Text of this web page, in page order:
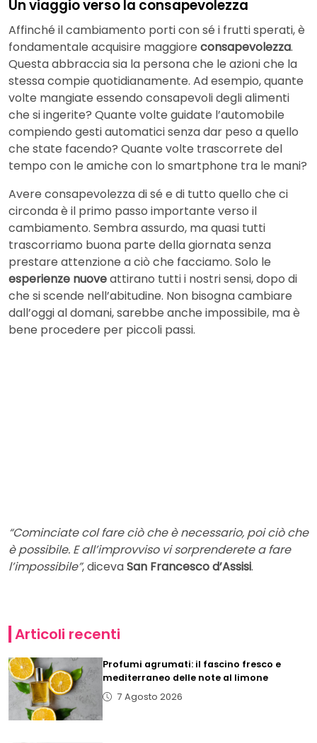
Un viaggio verso la consapevolezza
Affinché il cambiamento porti con sé i frutti sperati, è
fondamentale acquisire maggiore consapevolezza.
Questa abbraccia sia la persona che le azioni che la
stessa compie quotidianamente. Ad esempio, quante
volte mangiate essendo consapevoli degli alimenti
che si ingerite? Quante volte guidate l’automobile
compiendo gesti automatici senza dar peso a quello
che state facendo? Quante volte trascorrete del
tempo con le amiche con lo smartphone tra le mani?
Avere consapevolezza di sé e di tutto quello che ci
circonda è il primo passo importante verso il
cambiamento. Sembra assurdo, ma quasi tutti
trascorriamo buona parte della giornata senza
prestare attenzione a ciò che facciamo. Solo le
esperienze nuoveattirano tutti i nostri sensi, dopo di
che si scende nell’abitudine. Non bisogna cambiare
dall’oggi al domani, sarebbe anche impossibile, ma è
bene procedere per piccoli passi.
“Cominciate col fare ciò che è necessario, poi ciò che
è possibile. E all’improvviso vi sorprenderete a fare
l’impossibile”, dicevaSan Francesco d’Assisi.
Articoli recenti
Profumi agrumati: il fascino fresco e
mediterraneo delle note al limone
7 Agosto 2026